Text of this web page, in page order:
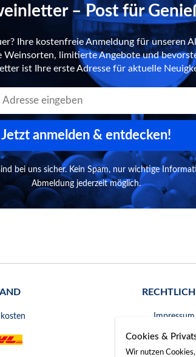
– Post für
Ihre kostenfreie Anmeldung für unseren
Weinsorten, limitierte Angebote und
ist Ihre erste Adresse für aktuelle
Jetzt anmelden & entdecken!
bei uns sicher. Kein Spam, nur wichtige
Abmeldung jederzeit möglich.
Impressum
AGB
Cookies &
Wir nutzen